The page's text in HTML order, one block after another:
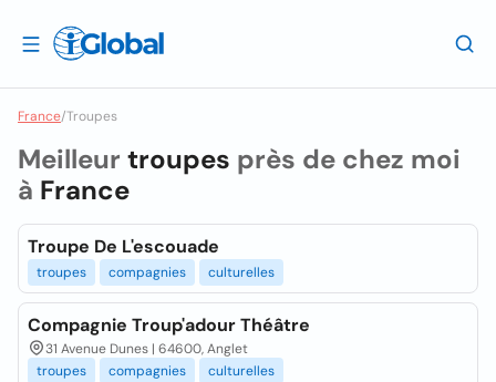
France/Troupes
Meilleur troupes près de chez moi
à France
Troupe De L'escouade
troupes compagnies culturelles
Compagnie Troup'adour Théâtre
31 Avenue Dunes | 64600, Anglet
troupes
compagnies culturelles